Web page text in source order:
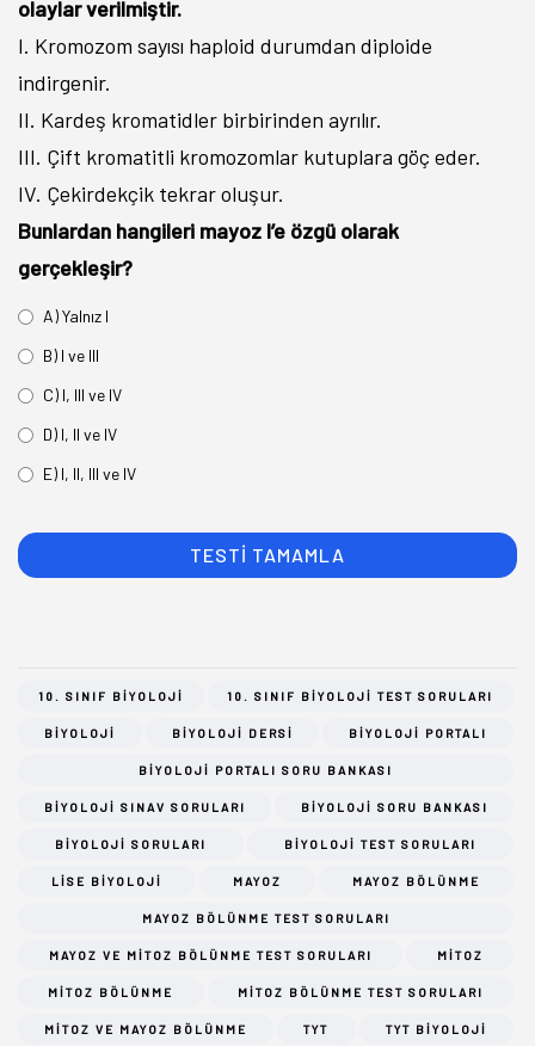
olaylar verilmiştir.
I. Kromozom sayısı haploid durumdan diploide
indirgenir.
II. Kardeş kromatidler birbirinden ayrılır.
III. Çift kromatitli kromozomlar kutuplara göç eder.
IV. Çekirdekçik tekrar oluşur.
Bunlardan hangileri mayoz I’e özgü olarak
gerçekleşir?
A) Yalnız I
B) I ve III
C) I, III ve IV
D) I, II ve IV
E) I, II, III ve IV
10. SINIF BIYOLOJI 10. SINIF BIYOLOJI TEST SORULARI
BIYOLOJI BIYOLOJI DERSI BIYOLOJI PORTALI
BIYOLOJI PORTALI SORU BANKASI
BIYOLOJI SINAV SORULARI BIYOLOJI SORU BANKASI
BIYOLOJI SORULARI BIYOLOJI TEST SORULARI
LISE BIYOLOJI MAYOZ MAYOZ BÖLÜNME
MAYOZ BÖLÜNME TEST SORULARI
MAYOZ VE MITOZ BÖLÜNME TEST SORULARI MITOZ
MITOZ BÖLÜNME MITOZ BÖLÜNME TEST SORULARI
MITOZ VE MAYOZ BÖLÜNME TYT TYT BIYOLOJI